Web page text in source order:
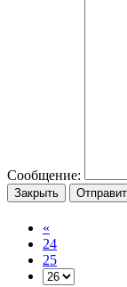
Сообщение:
Закрыть
«
24
25